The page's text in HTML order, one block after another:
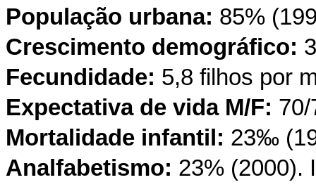
População urbana: 85%
Crescimento demográfico:
Fecundidade: 5,8 filhos por
Expectativa de vida M/F:
Mortalidade infantil: 23‰
Analfabetismo: 23% (2000).